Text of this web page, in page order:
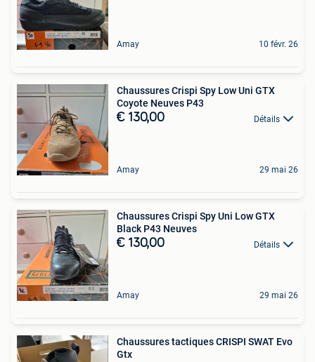
Amay 10 févr. 26
Chaussures Crispi Spy Low Uni GTX
Coyote Neuves P43
€ 130,00 Détails
Amay 29 mai 26
Chaussures Crispi Spy Uni Low GTX
Black P43 Neuves
€ 130,00 Détails
Amay 29 mai 26
Chaussures tactiques CRISPI SWAT Evo
Gtx